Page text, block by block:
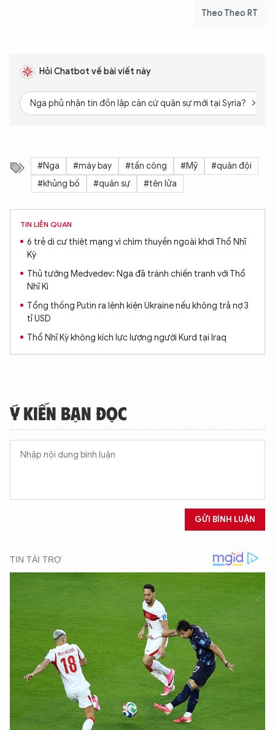
Theo Theo RT
Hỏi Chatbot về bài viết này
Nga phủ nhận tin đồn lập căn cứ quân sự mới tại Syria?
#Nga #máy bay #tấn công #Mỹ
#quân đội
#khủng bố
#quân sự #tên lửa
TIN LIÊN QUAN
6 trẻ di cư thiệt mạng vì chìm thuyền ngoài khơi Thổ Nhĩ
Kỳ
Thủ tướng Medvedev: Nga đã tránh chiến tranh với Thổ
Nhĩ Kì
Tổng thống Putin ra lệnh kiện Ukraine nếu không trả nợ 3
tỉ USD
Thổ Nhĩ Kỳ không kích lực lượng người Kurd tại Iraq
Ý KIẾN BẠN ĐỌC
GỬI BÌNH LUẬN